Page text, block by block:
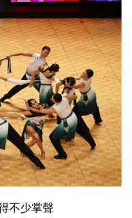
不少掌聲